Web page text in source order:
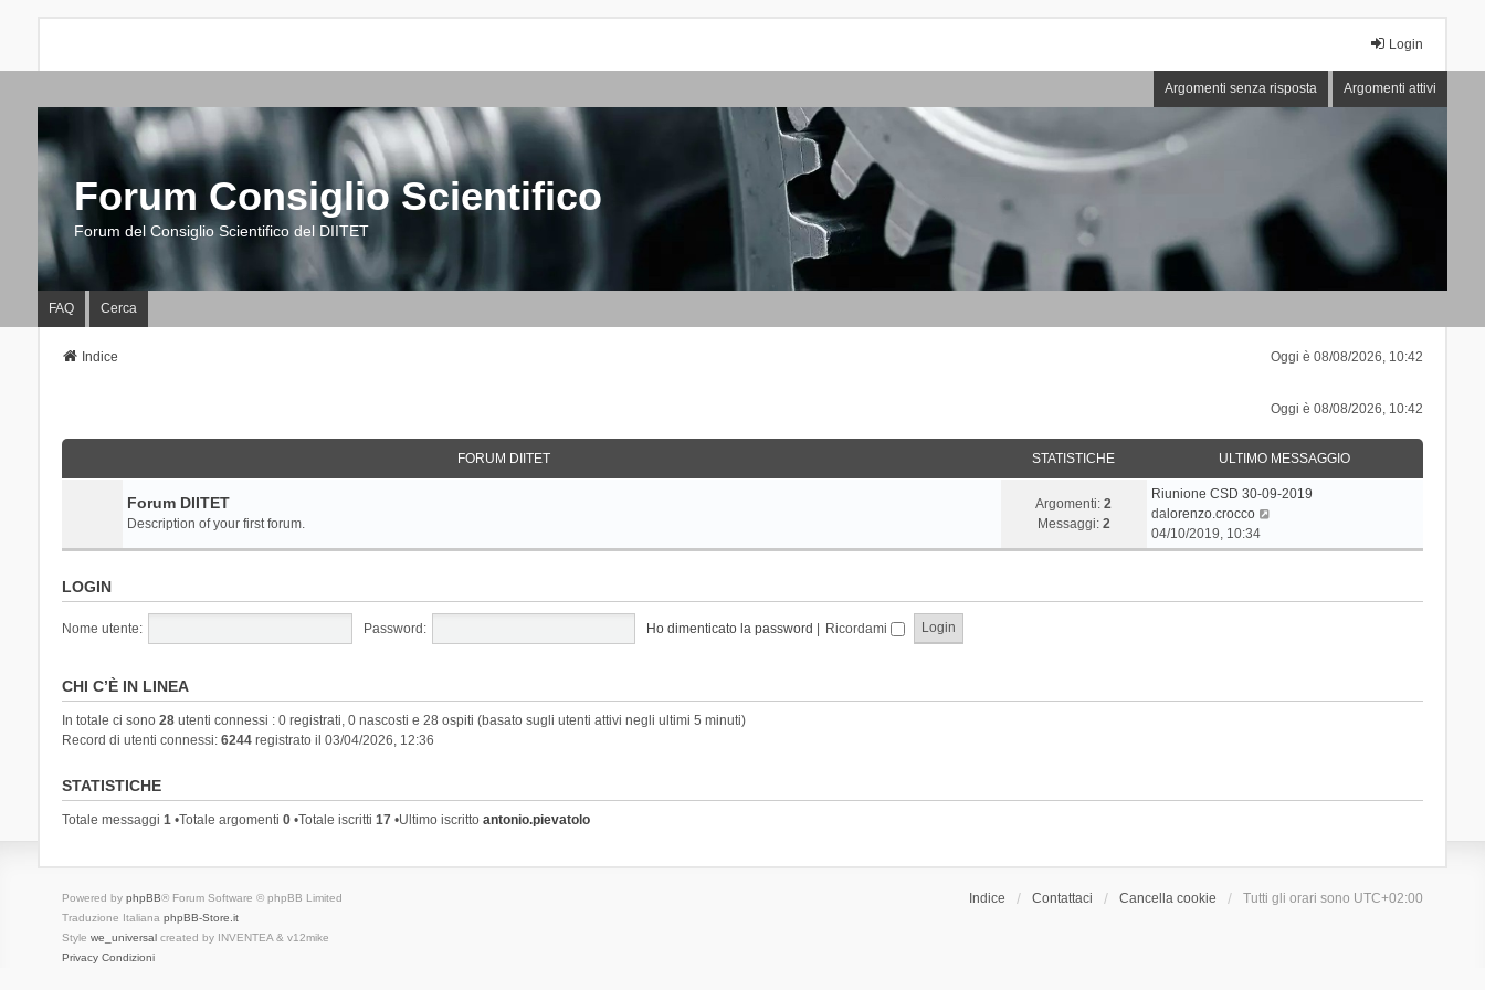
Login
Argomenti senza risposta Argomenti attivi
Forum Consiglio Scientifico
Forum del Consiglio Scientifico del DIITET
FAQ Cerca
Oggi è 08/08/2026, 10:42
Indice
Oggi è 08/08/2026, 10:42
FORUM DIITET STATISTICHE ULTIMO MESSAGGIO
Forum DIITET
Description of your first forum.
Argomenti:2
Messaggi: 2
Riunione CSD 30-09-2019
dalorenzo.crocco
d
o
04/10/2019, 10:34
LOGIN
Nome utente: Password: Ho dimenticato la password | Ricordami
CHI C’È IN LINEA
In totale ci sono 28utenti connessi : 0 registrati, 0 nascosti e 28 ospiti (basato sugli utenti attivi negli ultimi 5 minuti)
Record di utenti connessi: 6244registrato il 03/04/2026, 12:36
STATISTICHE
Totale messaggi 1•Totale argomenti 0•Totale iscritti 17•Ultimo iscritto antonio.pievatolo
Indice Contattaci Cancella cookie Tutti gli orari sono UTC+02:00
Powered by phpBB® Forum Software © phpBB Limited
Traduzione Italiana phpBB-Store.it
Style we_universalcreated by INVENTEA & v12mike
Privacy Condizioni